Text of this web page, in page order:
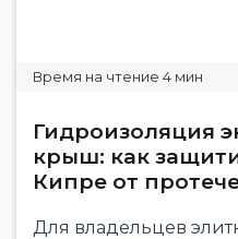
Гидроизоляция
крыш: как
Кипре от
Для владельцев